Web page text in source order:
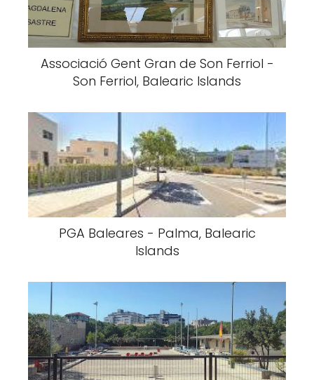
Associació Gent Gran de Son Ferriol -
Son Ferriol, Balearic Islands
PGA Baleares - Palma, Balearic
Islands